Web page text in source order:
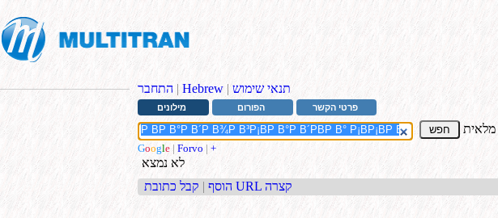
התחבר | Hebrew | תנאי שימוש
מילונים הפורום פרטי הקשר
Google | Forvo | +
לא נמצא
הוסף | קבל כתובת URL קצרה